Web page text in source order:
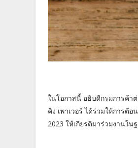
ในโอกาสนี้ อธิบดีกรมการค้า
คิง เพาเวอร์ ได้ร่วมให้การต้
2023 ให้เกียรติมาร่วมงานใน